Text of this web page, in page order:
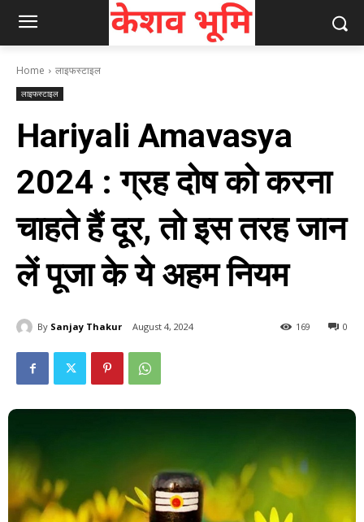
Home लाइफस्टाइल
लाइफस्टाइल
Hariyali Amavasya
2024 : ग्रह दोष को करना
चाहते हैं दूर, तो इस तरह जान
लें पूजा के ये अहम नियम
By Sanjay Thakur August 4, 2024 0
169